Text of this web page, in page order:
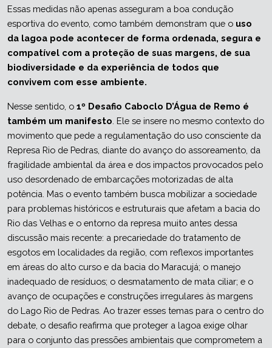
Essas medidas não apenas asseguram a boa condução
esportiva do evento, como também demonstram que o uso
da lagoa pode acontecer de forma ordenada, segura e
compatível com a proteção de suas margens, de sua
biodiversidade e da experiência de todos que
convivem com esse ambiente.
Nesse sentido, o 1º Desafio Caboclo D’Água de Remo é
também um manifesto . Ele se insere no mesmo contexto do
movimento que pede a regulamentação do uso consciente da
Represa Rio de Pedras, diante do avanço do assoreamento, da
fragilidade ambiental da área e dos impactos provocados pelo
uso desordenado de embarcações motorizadas de alta
potência. Mas o evento também busca mobilizar a sociedade
para problemas históricos e estruturais que afetam a bacia do
Rio das Velhas e o entorno da represa muito antes dessa
discussão mais recente: a precariedade do tratamento de
esgotos em localidades da região, com reflexos importantes
em áreas do alto curso e da bacia do Maracujá; o manejo
inadequado de resíduos; o desmatamento de mata ciliar; e o
avanço de ocupações e construções irregulares às margens
do Lago Rio de Pedras. Ao trazer esses temas para o centro do
debate, o desafio reafirma que proteger a lagoa exige olhar